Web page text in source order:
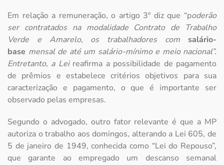
Em relação a remuneração, o artigo 3º diz que “poderão
ser contratados na modalidade Contrato de Trabalho
Verde e Amarelo, os trabalhadores com salário-
base mensal de até um salário-mínimo e meio nacional”.
Entretanto, a Lei reafirma a possibilidade de pagamento
de prêmios e estabelece critérios objetivos para sua
caracterização e pagamento, o que é importante ser
observado pelas empresas.
Segundo o advogado, outro fator relevante é que a MP
autoriza o trabalho aos domingos, alterando a Lei 605, de
5 de janeiro de 1949, conhecida como “Lei do Repouso”,
que garante ao empregado um descanso semanal